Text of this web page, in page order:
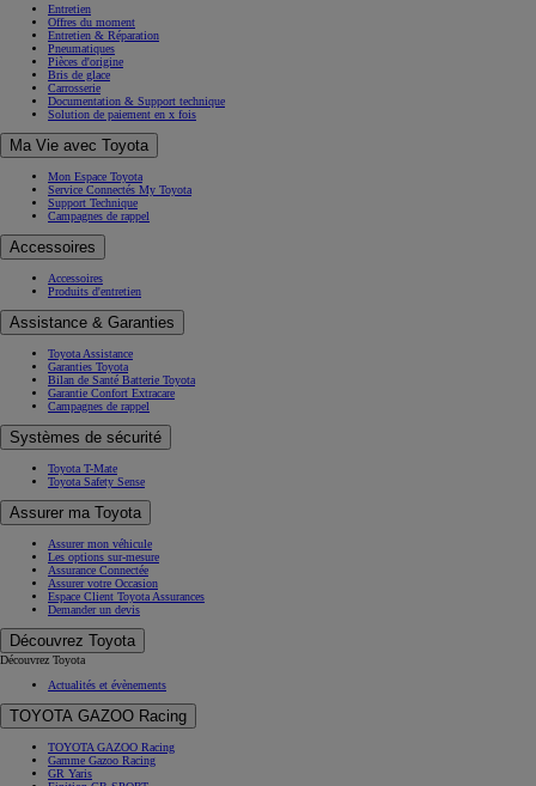
Entretien
Offres du moment
Entretien & Réparation
Pneumatiques
Pièces d'origine
Bris de glace
Carrosserie
Documentation & Support technique
Solution de paiement en x fois
Ma Vie avec Toyota
Mon Espace Toyota
Service Connectés My Toyota
Support Technique
Campagnes de rappel
Accessoires
Accessoires
Produits d'entretien
Assistance & Garanties
Toyota Assistance
Garanties Toyota
Bilan de Santé Batterie Toyota
Garantie Confort Extracare
Campagnes de rappel
Systèmes de sécurité
Toyota T-Mate
Toyota Safety Sense
Assurer ma Toyota
Assurer mon véhicule
Les options sur-mesure
Assurance Connectée
Assurer votre Occasion
Espace Client Toyota Assurances
Demander un devis
Découvrez Toyota
Découvrez Toyota
Actualités et évènements
TOYOTA GAZOO Racing
TOYOTA GAZOO Racing
Gamme Gazoo Racing
GR Yaris